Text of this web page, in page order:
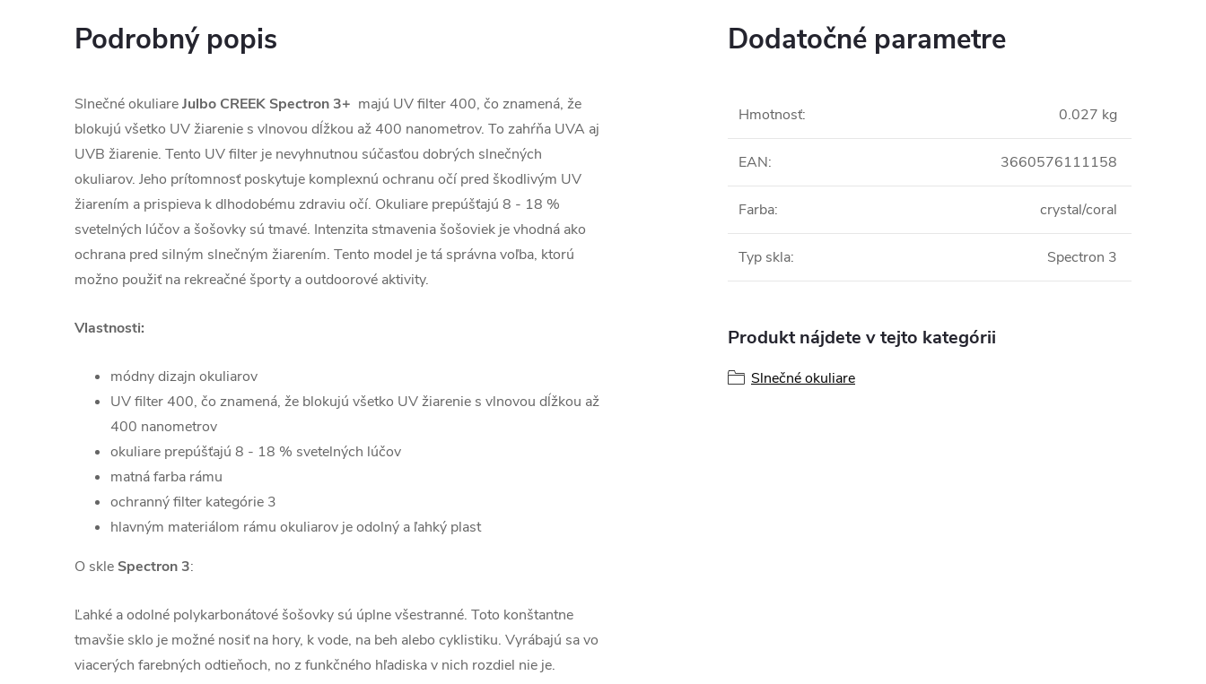
Podrobný popis
Slnečné okuliareJulbo CREEK Spectron 3+ majú UV filter 400, čo znamená, že
blokujú všetko UV žiarenie s vlnovou dĺžkou až 400 nanometrov. To zahŕňa UVA aj
UVB žiarenie. Tento UV filter je nevyhnutnou súčasťou dobrých slnečných
okuliarov. Jeho prítomnosť poskytuje komplexnú ochranu očí pred škodlivým UV
žiarením a prispieva k dlhodobému zdraviu očí. Okuliare prepúšťajú 8 - 18 %
svetelných lúčov a šošovky sú tmavé. Intenzita stmavenia šošoviek je vhodná ako
ochrana pred silným slnečným žiarením. Tento model je tá správna voľba, ktorú
možno použiť na rekreačné športy a outdoorové aktivity.
Vlastnosti:
módny dizajn okuliarov
UV filter 400, čo znamená, že blokujú všetko UV žiarenie s vlnovou dĺžkou až
400 nanometrov
okuliare prepúšťajú 8 - 18 % svetelných lúčov
matná farba rámu
ochranný filter kategórie 3
hlavným materiálom rámu okuliarov je odolný a ľahký plast
O skle Spectron 3:
Ľahké a odolné polykarbonátové šošovky sú úplne všestranné. Toto konštantne
tmavšie sklo je možné nosiť na hory, k vode, na beh alebo cyklistiku. Vyrábajú sa vo
viacerých farebných odtieňoch, no z funkčného hľadiska v nich rozdiel nie je.
Dodatočné parametre
Hmotnosť: 0.027 kg
EAN: 3660576111158
Farba: crystal/coral
Typ skla: Spectron 3
Produkt nájdete v tejto kategórii
Slnečné okuliare